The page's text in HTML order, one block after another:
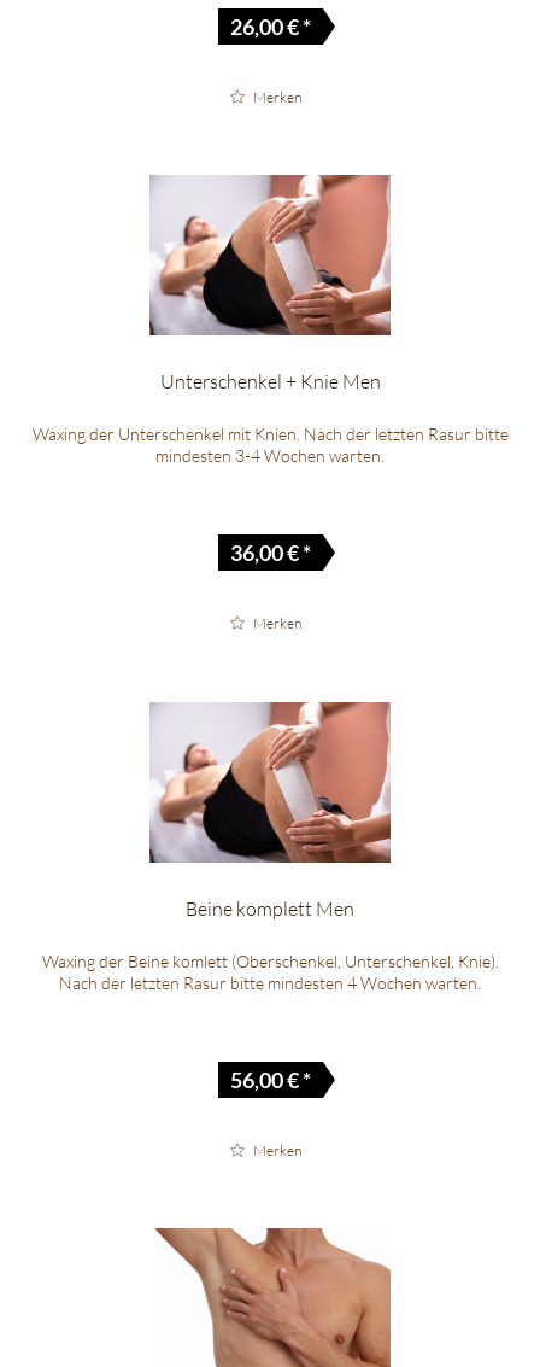
26,00 € *
Merken
Unterschenkel + Knie Men
Waxing der Unterschenkel mit Knien. Nach der letzten Rasur bitte
mindesten 3-4 Wochen warten.
36,00 € *
Merken
Beine komplett Men
Waxing der Beine komlett (Oberschenkel, Unterschenkel, Knie).
Nach der letzten Rasur bitte mindesten 4 Wochen warten.
56,00 € *
Merken